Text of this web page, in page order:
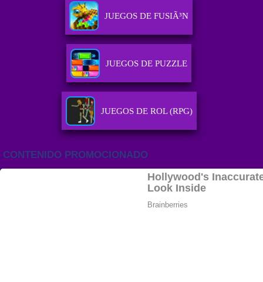
JUEGOS DE FUSIÃ³N
JUEGOS DE PUZZLE
JUEGOS DE ROL (RPG)